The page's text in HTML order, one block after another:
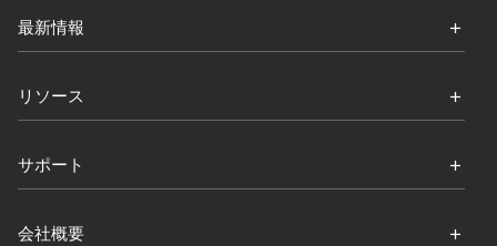
最新情報
リソース
サポート
会社概要